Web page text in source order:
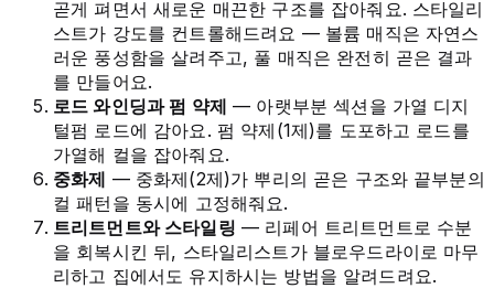
곧게 펴면서 새로운 매끈한 구조를 잡아줘요. 스타일리
스트가 강도를 컨트롤해드려요 — 볼륨 매직은 자연스
러운 풍성함을 살려주고, 풀 매직은 완전히 곧은 결과
를 만들어요.
로드 와인딩과 펌 약제 — 아랫부분 섹션을 가열 디지
털펌 로드에 감아요. 펌 약제(1제)를 도포하고 로드를
가열해 컬을 잡아줘요.
중화제 — 중화제(2제)가 뿌리의 곧은 구조와 끝부분의
컬 패턴을 동시에 고정해줘요.
트리트먼트와 스타일링 — 리페어 트리트먼트로 수분
을 회복시킨 뒤, 스타일리스트가 블로우드라이로 마무
리하고 집에서도 유지하시는 방법을 알려드려요.